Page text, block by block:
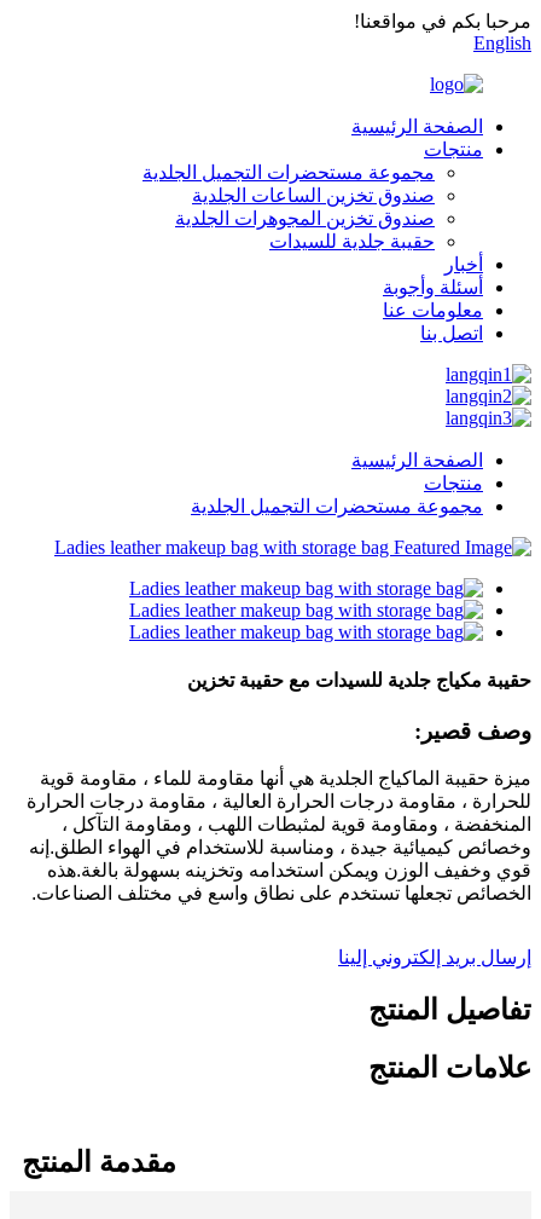
مرحبا بكم في مواقعنا!
English
الصفحة الرئيسية
منتجات
مجموعة مستحضرات التجميل الجلدية
صندوق تخزين الساعات الجلدية
صندوق تخزين المجوهرات الجلدية
حقيبة جلدية للسيدات
أخبار
أسئلة وأجوبة
معلومات عنا
اتصل بنا
الصفحة الرئيسية
منتجات
مجموعة مستحضرات التجميل الجلدية
حقيبة مكياج جلدية للسيدات مع حقيبة تخزين
وصف قصير:
ميزة حقيبة الماكياج الجلدية هي أنها مقاومة للماء ، مقاومة قوية
للحرارة ، مقاومة درجات الحرارة العالية ، مقاومة درجات الحرارة
المنخفضة ، ومقاومة قوية لمثبطات اللهب ، ومقاومة التآكل ،
وخصائص كيميائية جيدة ، ومناسبة للاستخدام في الهواء الطلق.إنه
قوي وخفيف الوزن ويمكن استخدامه وتخزينه بسهولة بالغة.هذه
الخصائص تجعلها تستخدم على نطاق واسع في مختلف الصناعات.
إرسال بريد إلكتروني إلينا
تفاصيل المنتج
علامات المنتج
مقدمة المنتج